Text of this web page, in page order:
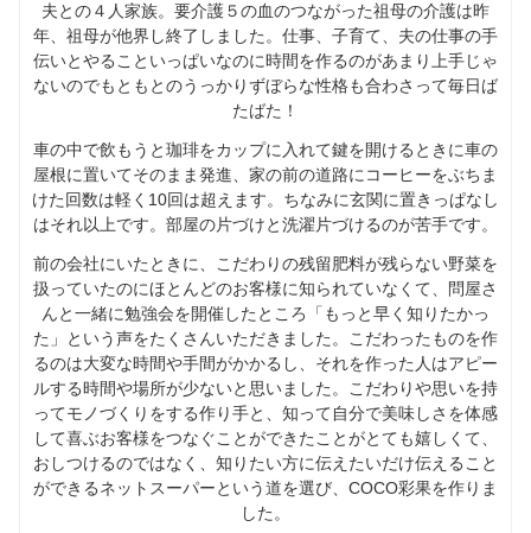
夫との４人家族。要介護５の血のつながった祖母の介護は昨
年、祖母が他界し終了しました。仕事、子育て、夫の仕事の手
伝いとやることいっぱいなのに時間を作るのがあまり上手じゃ
ないのでもともとのうっかりずぼらな性格も合わさって毎日ば
たばた！
車の中で飲もうと珈琲をカップに入れて鍵を開けるときに車の
屋根に置いてそのまま発進、家の前の道路にコーヒーをぶちま
けた回数は軽く10回は超えます。ちなみに玄関に置きっぱなし
はそれ以上です。部屋の片づけと洗濯片づけるのが苦手です。
前の会社にいたときに、こだわりの残留肥料が残らない野菜を
扱っていたのにほとんどのお客様に知られていなくて、問屋さ
んと一緒に勉強会を開催したところ「もっと早く知りたかっ
た」という声をたくさんいただきました。こだわったものを作
るのは大変な時間や手間がかかるし、それを作った人はアピー
ルする時間や場所が少ないと思いました。こだわりや思いを持
ってモノづくりをする作り手と、知って自分で美味しさを体感
して喜ぶお客様をつなぐことができたことがとても嬉しくて、
おしつけるのではなく、知りたい方に伝えたいだけ伝えること
ができるネットスーパーという道を選び、COCO彩果を作りま
した。